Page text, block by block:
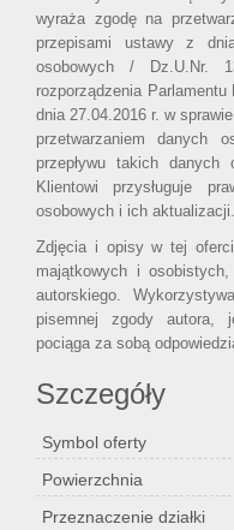
wyraża zgodę na
przepisami ustawy z
osobowych / Dz.U.Nr.
rozporządzenia
dnia 27.04.2016 r. w
przetwarzaniem danych
przepływu takich danych
Klientowi przysługuje
osobowych i ich aktualizacji.
Zdjęcia i opisy w tej
majątkowych i
autorskiego.
pisemnej zgody autora,
pociąga za sobą
Szczegóły
Symbol oferty
Powierzchnia
Przeznaczenie działki